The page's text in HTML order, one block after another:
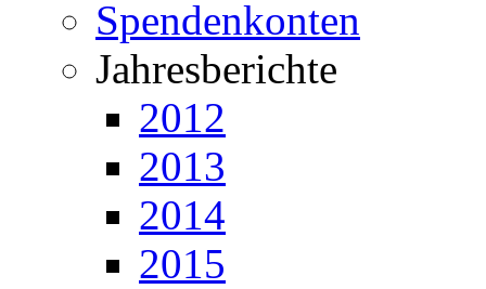
Spendenkonten
Jahresberichte
2012
2013
2014
2015